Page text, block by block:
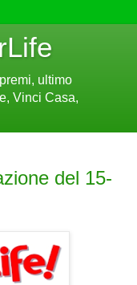
ultimo
Vinci Casa,
del 15-